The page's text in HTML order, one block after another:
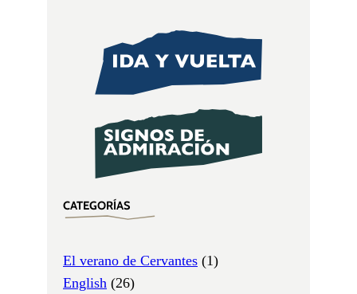
CATEGORÍAS
El verano de Cervantes (1)
English (26)